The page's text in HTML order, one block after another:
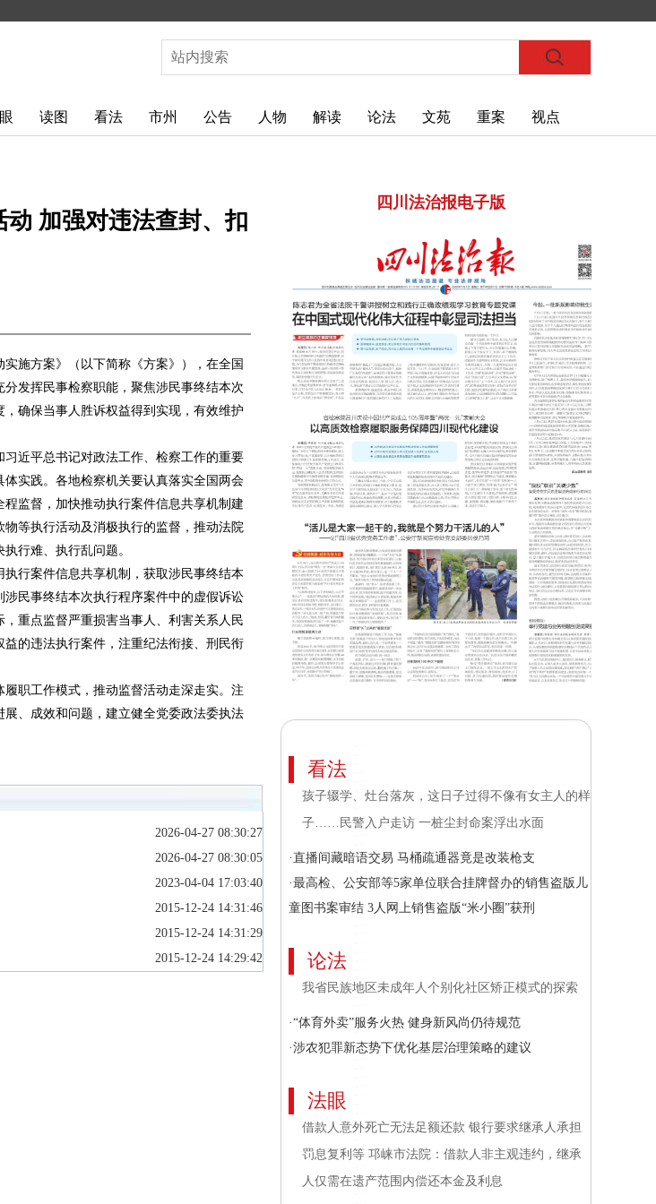
读图 看法 市州 公告 人物 解读 论法 文苑 重案 视点
加强对违法查封、扣
施方案》（以下简称《方案》），在全国
发挥民事检察职能，聚焦涉民事终结本次
确保当事人胜诉权益得到实现，有效维护
近平总书记对政法工作、检察工作的重要
实践。各地检察机关要认真落实全国两会
监督，加快推动执行案件信息共享机制建
等执行活动及消极执行的监督，推动法院
行难、执行乱问题。
行案件信息共享机制，获取涉民事终结本
民事终结本次执行程序案件中的虚假诉讼
重点监督严重损害当事人、利害关系人民
的违法执行案件，注重纪法衔接、刑民衔
职工作模式，推动监督活动走深走实。注
、成效和问题，建立健全党委政法委执法
2026-04-27 08:30:27
2026-04-27 08:30:05
2023-04-04 17:03:40
2015-12-24 14:31:46
2015-12-24 14:31:29
2015-12-24 14:29:42
四川法治报电子版
看法
孩子辍学、灶台落灰，这日子过得不像有女主人的样
子……民警入户走访 一桩尘封命案浮出水面
·直播间藏暗语交易 马桶疏通器竟是改装枪支
·最高检、公安部等5家单位联合挂牌督办的销售盗版儿
童图书案审结 3人网上销售盗版“米小圈”获刑
论法
我省民族地区未成年人个别化社区矫正模式的探索
·“体育外卖”服务火热 健身新风尚仍待规范
·涉农犯罪新态势下优化基层治理策略的建议
法眼
借款人意外死亡无法足额还款 银行要求继承人承担
罚息复利等 邛崃市法院：借款人非主观违约，继承
人仅需在遗产范围内偿还本金及利息